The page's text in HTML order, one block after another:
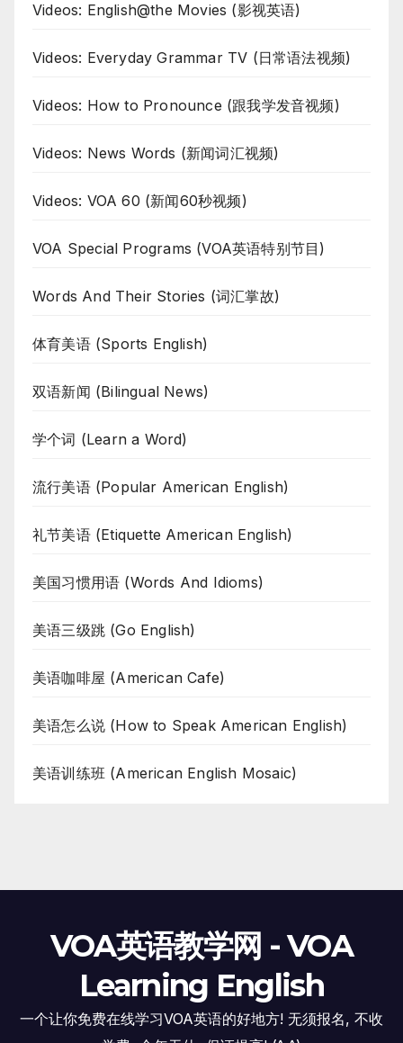
Videos: English@the Movies (影视英语)
Videos: Everyday Grammar TV (日常语法视频)
Videos: How to Pronounce (跟我学发音视频)
Videos: News Words (新闻词汇视频)
Videos: VOA 60 (新闻60秒视频)
VOA Special Programs (VOA英语特别节目)
Words And Their Stories (词汇掌故)
体育美语 (Sports English)
双语新闻 (Bilingual News)
学个词 (Learn a Word)
流行美语 (Popular American English)
礼节美语 (Etiquette American English)
美国习惯用语 (Words And Idioms)
美语三级跳 (Go English)
美语咖啡屋 (American Cafe)
美语怎么说 (How to Speak American English)
美语训练班 (American English Mosaic)
VOA英语教学网 - VOA
Learning English
一个让你免费在线学习VOA英语的好地方! 无须报名, 不收